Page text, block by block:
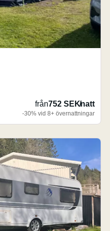
från752 SEK/natt
-30% vid 8+ övernattningar